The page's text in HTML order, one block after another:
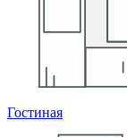
Гостиная